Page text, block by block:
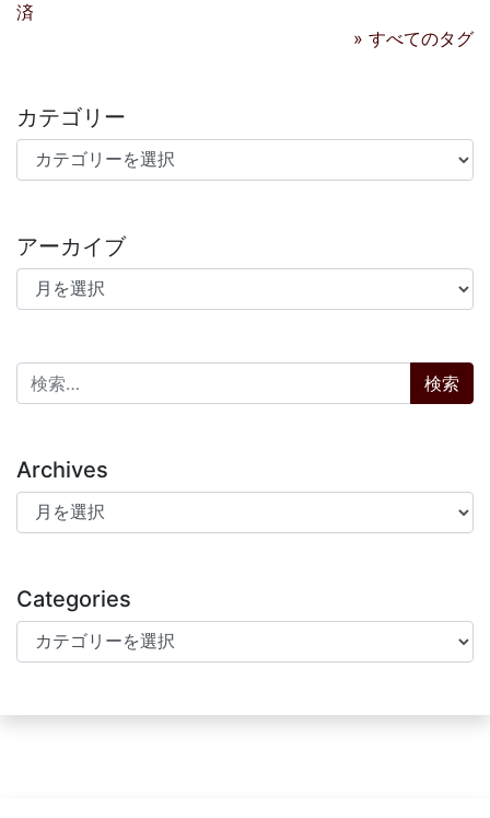
済
» すべてのタグ
カテゴリー
カテゴリー
アーカイブ
アーカイブ
検索:
Archives
Archives
Categories
Categories